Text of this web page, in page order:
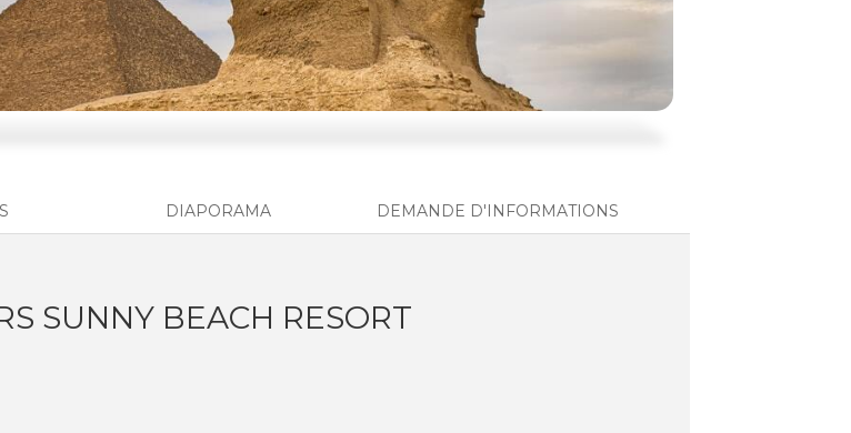
DIAPORAMA DEMANDE D'INFORMATIONS
SUNNY BEACH RESORT